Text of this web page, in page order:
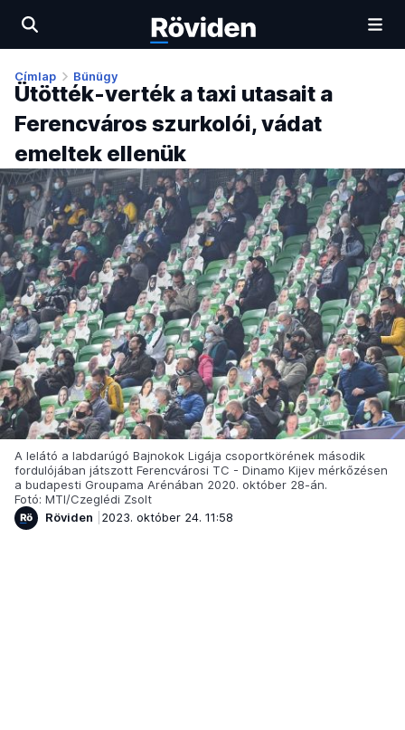
Címlap Bűnügy
Ütötték-verték a taxi utasait a
Ferencváros szurkolói, vádat
emeltek ellenük
A lelátó a labdarúgó Bajnokok Ligája csoportkörének második
fordulójában játszott Ferencvárosi TC - Dinamo Kijev mérkőzésen
a budapesti Groupama Arénában 2020. október 28-án.
Fotó: MTI/Czeglédi Zsolt
Röviden
2023. október 24. 11:58